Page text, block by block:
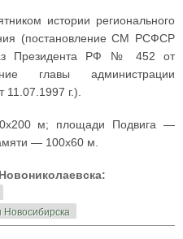
истории регионального
(постановление СМ РСФСР
Президента РФ № 452 от
главы администрации
г.).
м; площади Подвига —
— 100x60 м.
Новосибирска